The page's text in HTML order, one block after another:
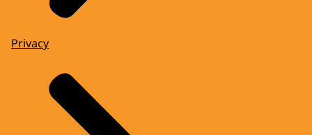
Privacy